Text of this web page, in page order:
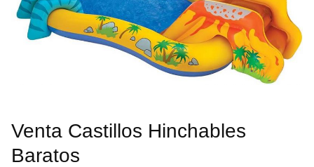
Venta Castillos Hinchables
Baratos